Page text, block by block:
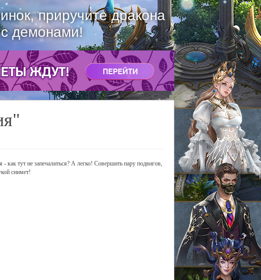
приручите дракона
демонами!
как тут не запечалиться? А легко! Совершить пару подвигов,
снимет!